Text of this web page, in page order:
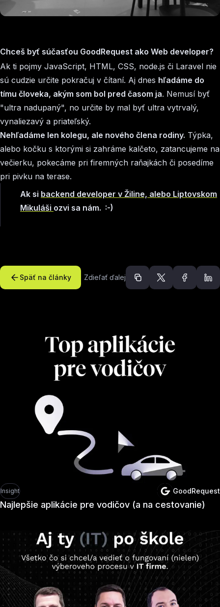
Chceš byť súčasťou GoodRequest ako Web developer?
Ak ti pojmy JavaScript, HTML, CSS, node.js či Laravel nie
sú cudzie určite pokračuj v čítaní. Aj dnes hľadáme do
tímu človeka, akým som bol pred časom ja. Nemusí byť
"ultra nadupaný", no určite by mal byť ultra vytrvalý,
vynaliezavý a priateľský.
Nehľadáme len kolegu, ale nového člena rodiny. Týpka,
alebo kočku s ktorými si zahráme kalčeto, zatancujeme na
večierku, pokecáme pri firemných raňajkách či posedíme
pri pivku na terase.
Ak si backend developer v Žiline, alebo Liptovskom
Mikuláši ozvi sa nám. :-)
Späť na články Zdieľať ďalej
Odporúčané články
Insight GoodRequest
Najlepšie aplikácie pre vodičov (a na cestovanie)